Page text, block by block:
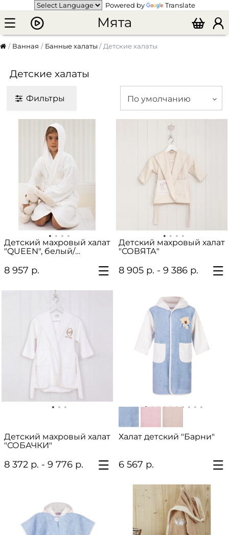
Powered by Translate
Мята
Ванная Банные халаты Детские халаты
Детские халаты
Фильтры По умолчанию
Детский махровый халат
"QUEEN", белый/
8 957 р.
Детский махровый халат
"СОВЯТА"
8 905 р. - 9 386 р.
Детский махровый халат
"СОБАЧКИ"
8 372 р. - 9 776 р.
Халат детский "Барни"
6 567 р.